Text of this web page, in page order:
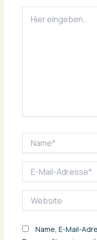
eingeben…
Mail-
Name, E-Mail-